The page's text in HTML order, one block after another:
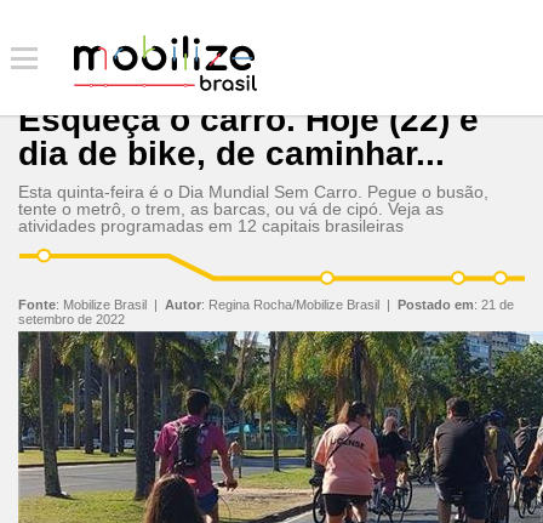
Esqueça o carro. Hoje (22) é
dia de bike, de caminhar...
Esta quinta-feira é o Dia Mundial Sem Carro. Pegue o busão,
tente o metrô, o trem, as barcas, ou vá de cipó. Veja as
atividades programadas em 12 capitais brasileiras
Fonte: Mobilize Brasil | Autor: Regina Rocha/Mobilize Brasil | Postado em: 21 de
setembro de 2022